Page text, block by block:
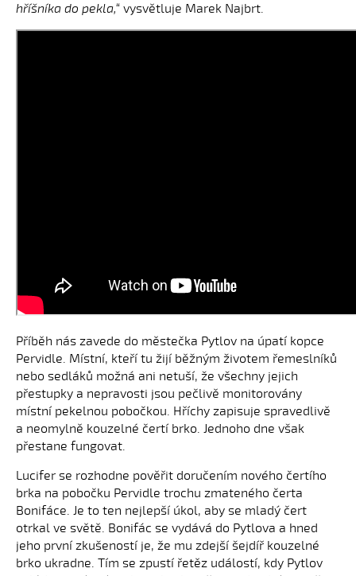
hříšníka do pekla,“ vysvětluje Marek Najbrt.
Příběh nás zavede do městečka Pytlov na úpatí kopce
Pervidle. Místní, kteří tu žijí běžným životem řemeslníků
nebo sedláků možná ani netuší, že všechny jejich
přestupky a nepravosti jsou pečlivě monitorovány
místní pekelnou pobočkou. Hříchy zapisuje spravedlivě
a neomylně kouzelné čertí brko. Jednoho dne však
přestane fungovat.
Lucifer se rozhodne pověřit doručením nového čertího
brka na pobočku Pervidle trochu zmateného čerta
Bonifáce. Je to ten nejlepší úkol, aby se mladý čert
otrkal ve světě. Bonifác se vydává do Pytlova a hned
jeho první zkušeností je, že mu zdejší šejdíř kouzelné
brko ukradne. Tím se zpustí řetěz událostí, kdy Pytlov